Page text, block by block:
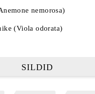
nemorosa)
(Viola odorata)
SILDID